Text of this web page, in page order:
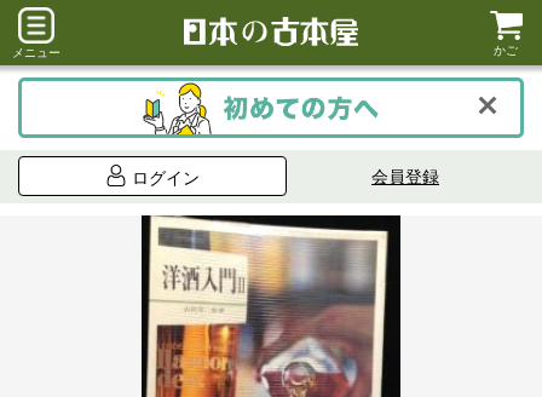
メニュー かご
ログイン 会員登録